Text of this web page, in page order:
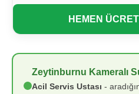
HEMEN
Zeytinburnu Kameralı
Acil Servis Ustası -